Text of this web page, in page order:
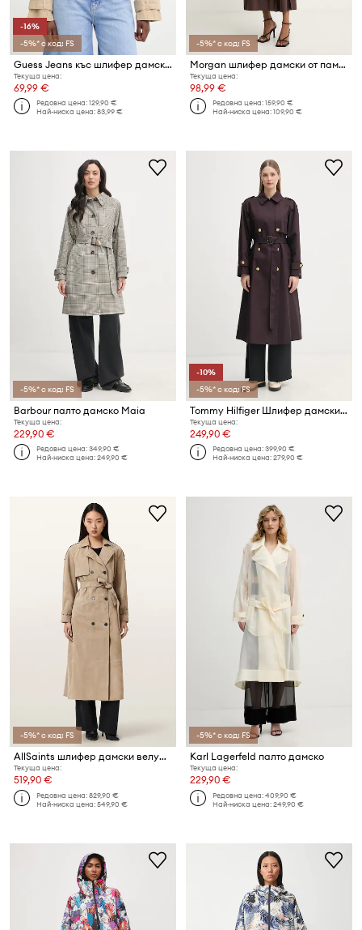
-16%
-5%* с код: FS
Guess Jeans къс шлифер дамски от памук
Текуща цена:
69,99 €
Редовна цена:129,90 €
Най-ниска цена:83,99 €
-5%* с код: FS
Morgan шлифер дамски от памук
Текуща цена:
98,99 €
Редовна цена:159,90 €
Най-ниска цена:109,90 €
-5%* с код: FS
Barbour палто дамско Maia
Текуща цена:
229,90 €
Редовна цена:349,90 €
Най-ниска цена:249,90 €
-10%
-5%* с код: FS
Tommy Hilfiger Шлифер дамски памучен
Текуща цена:
249,90 €
Редовна цена:399,90 €
Най-ниска цена:279,90 €
-5%* с код: FS
AllSaints шлифер дамски велурен REED SUEDE
Текуща цена:
519,90 €
Редовна цена:829,90 €
Най-ниска цена:549,90 €
-5%* с код: FS
Karl Lagerfeld палто дамско
Текуща цена:
229,90 €
Редовна цена:409,90 €
Най-ниска цена:249,90 €